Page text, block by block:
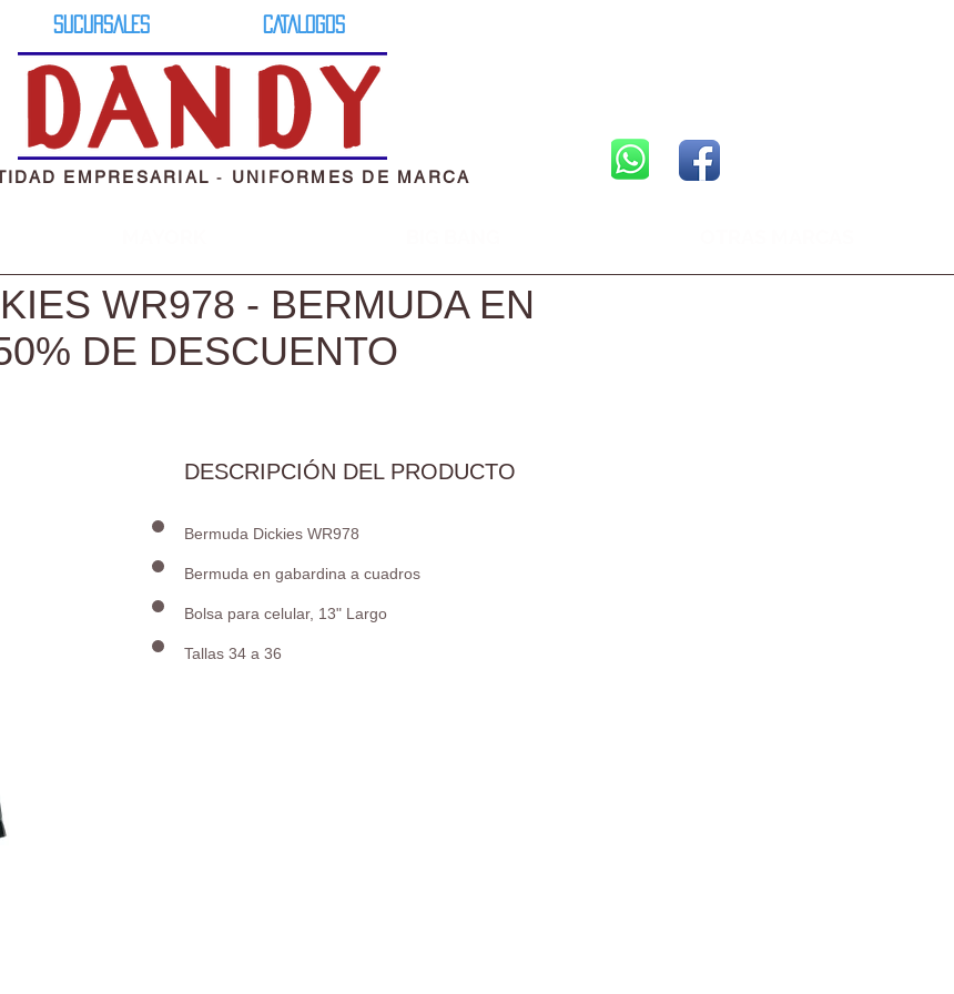
SUCURSALES CATALOGOS
EMPRESARIAL - UNIFORMES DE MARCA
WR978 - BERMUDA EN
DE DESCUENTO
DESCRIPCIÓN DEL PRODUCTO
Bermuda Dickies WR978
Bermuda en gabardina a cuadros
Bolsa para celular, 13" Largo
Tallas 34 a 36